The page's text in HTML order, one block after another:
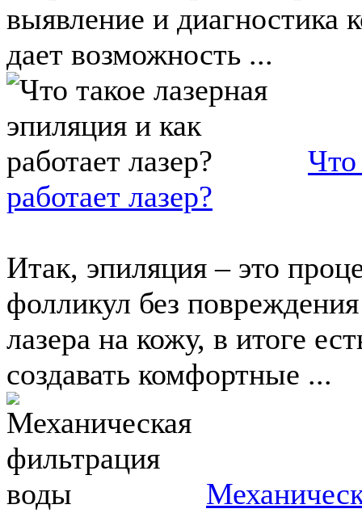
выявление и диагностика
дает возможность ...
Что
работает лазер?
Итак, эпиляция – это
фолликул без
лазера на кожу, в итоге
создавать комфортные ...